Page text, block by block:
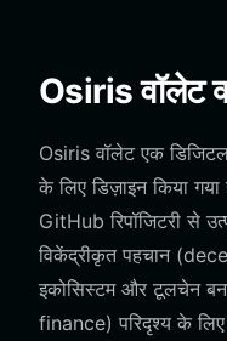
Osiris वॉलेट
Osiris वॉलेट एक
के लिए डिज़ाइन किया
GitHub रिपॉजिटरी से
विकेंद्रीकृत पहचान
इकोसिस्टम और टूलचेन
finance) परिदृश्य के